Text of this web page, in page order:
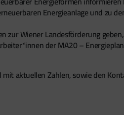
Energieanlage und zu
Wiener Landesförderung
der MA20 –
aktuellen Zahlen, sowie den